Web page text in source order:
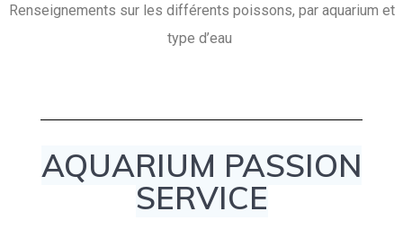
Renseignements sur les différents poissons, par aquarium et
type d’eau
AQUARIUM PASSION
SERVICE